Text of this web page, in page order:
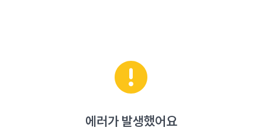
에러가 발생했어요